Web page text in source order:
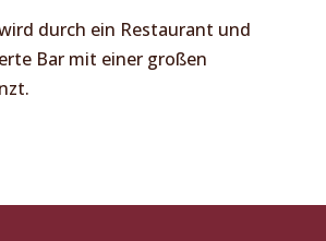
durch ein Restaurant und
Bar mit einer großen